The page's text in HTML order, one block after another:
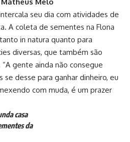
seu dia com atividades de
A coleta de sementes na Flona
in natura quanto para
diversas, que também são
gente ainda não consegue
desse para ganhar dinheiro, eu
com muda, é um prazer
casa
da